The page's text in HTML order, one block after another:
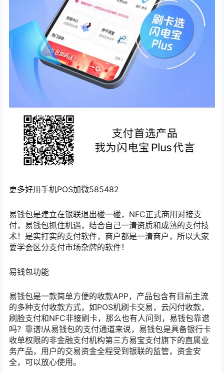
更多好用手机POS加微585482
易钱包是建立在银联退出碰一碰，NFC正式商用对接支
付，易钱包抓住机遇，结合自己一清资质和成熟的支付技
术！是实打实的支付软件，商户都是一清商户，所以大家
要学会区分支付市场杂牌的软件！
易钱包功能
易钱包是一款简单方便的收款APP，产品包含有目前主流
的多种支付收款方式，如POS机刷卡交易，云闪付收款，
刷脸支付和NFC非接刷卡，那么也有人问到，易钱包靠谱
吗？靠谱!从易钱包的支付通道来说，易钱包是具备银行卡
收单权限的非金融支付机构第三方易宝支付旗下的直属业
务产品，用户的交易资金全程受到银联的监管，资金安
全，可以放心使用。